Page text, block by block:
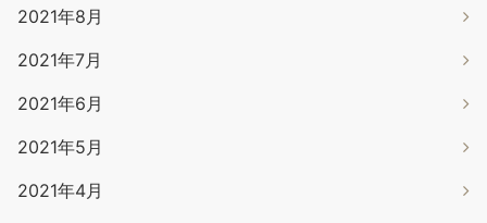
2021年8月
2021年7月
2021年6月
2021年5月
2021年4月